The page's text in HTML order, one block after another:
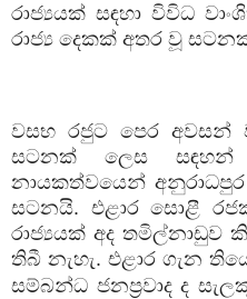
රාජ්‍යයක් සඳහා විවිධ
රාජ්‍ය දෙකක් අතර වූ
වසභ රජුට පෙර අවසන්
සටනක් ලෙස සඳහන්
නායකත්වයෙන් අනුරාධපුර
සටනයි. එළාර සොළී
රාජ්‍යයක් අද තමිල්නාඩුව
තිබී නැහැ. එළාර ගැන
සම්බන්ධ ජනප්‍රවාද ද